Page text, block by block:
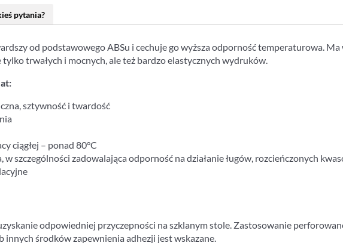
pytania?
od podstawowego ABSu i cechuje go wyższa odporność temperaturowa.
trwałych i mocnych, ale też bardzo elastycznych wydruków.
sztywność i twardość
ciągłej – ponad 80°C
w szczególności zadowalająca odporność na działanie ługów, rozcieńczonych
odpowiedniej przyczepności na szklanym stole. Zastosowanie
środków zapewnienia adhezji jest wskazane.